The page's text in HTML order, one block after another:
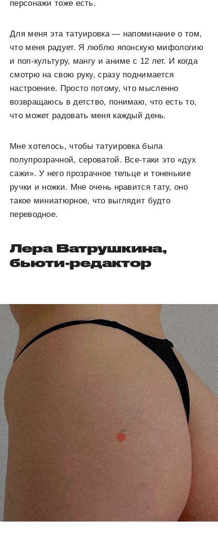
персонажи тоже есть.
Для меня эта татуировка — напоминание о том,
что меня радует. Я люблю японскую мифологию
и поп-культуру, мангу и аниме с 12 лет. И когда
смотрю на свою руку, сразу поднимается
настроение. Просто потому, что мысленно
возвращаюсь в детство, понимаю, что есть то,
что может радовать меня каждый день.
Мне хотелось, чтобы татуировка была
полупрозрачной, сероватой. Все-таки это «дух
сажи». У него прозрачное тельце и тоненькие
ручки и ножки. Мне очень нравится тату, оно
такое миниатюрное, что выглядит будто
переводное.
Лера Ватрушкина,
бьюти-редактор